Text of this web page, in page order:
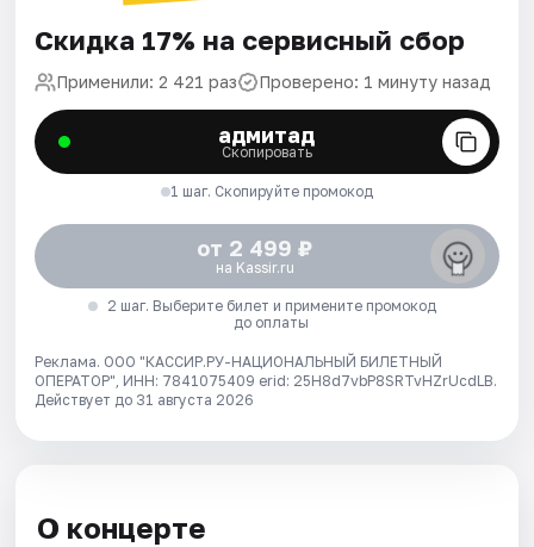
Скидка 17% на сервисный сбор
Применили: 2 421 раз Проверено: 1 минуту назад
адмитад
Скопировать
1 шаг. Скопируйте промокод
от 2 499 ₽
на Kassir.ru
2 шаг. Выберите билет и примените промокод
до оплаты
Реклама. ООО "КАССИР.РУ-НАЦИОНАЛЬНЫЙ БИЛЕТНЫЙ
ОПЕРАТОР", ИНН: 7841075409 erid: 25H8d7vbP8SRTvHZrUcdLB.
Действует до 31 августа 2026
О концерте